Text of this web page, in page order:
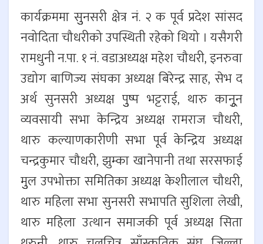
कार्यक्रममा सुुनसरी क्षेत्र नं. २ क पूर्व प्रदेश सांसद
नवोदिता चौधरीको उपस्थिती रहेको थियो । यसैगरी
रामधुनी न.पा. १ नं. वडाअध्यक्ष महेश चौधरी, इनरुवा
उद्योग बाणिज्य संघका अध्यक्ष बिरेन्द्र साह, सेभ द
अर्थ सुनसरी अध्यक्ष पुुष्प भट्टराई, थारु कानुून
व्यवसायी सभा केन्द्रिय अध्यक्ष रामराज चौधरी,
थारु कल्याणकारीणी सभा पूर्व केन्द्रिय अध्यक्ष
चन्द्रकुमार चौधरी, झुम्का खानेपानी तथा सरसफाई
मुुल उपभोक्ता समितिका अध्यक्ष केशीलाल चौधरी,
थारु महिला सभा सुनसरी सभापति सुशिला लेखी,
थारु महिला उत्थान समाजकी पूर्व अध्यक्ष सिता